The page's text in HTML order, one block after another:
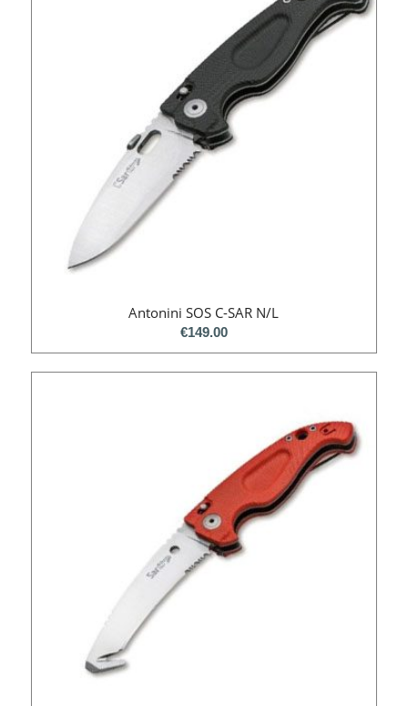
Antonini SOS C-SAR N/L
€149.00